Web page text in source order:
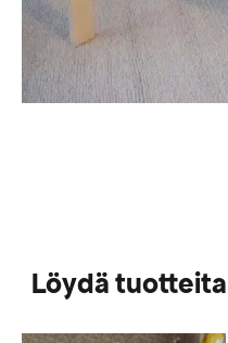
Löydä